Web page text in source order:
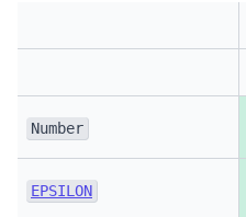
Number
EPSILON